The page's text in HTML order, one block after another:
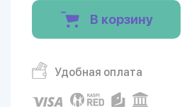
В корзину
Удобная оплата